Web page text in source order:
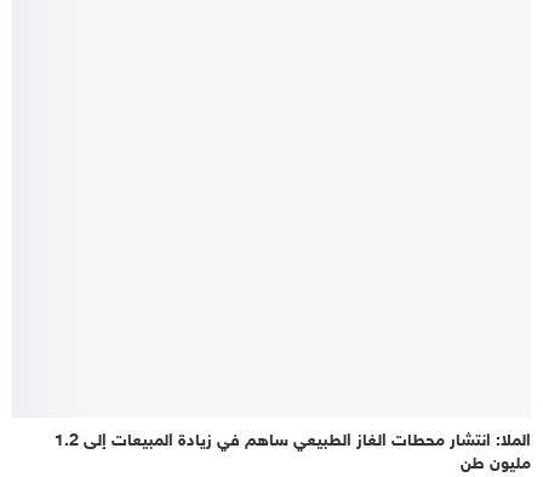
الملا: انتشار محطات الغاز الطبيعي ساهم في زيادة المبيعات إلى 1.2
مليون طن